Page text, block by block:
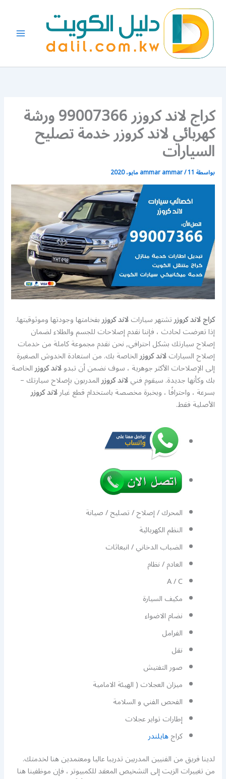
المحتوى
كراج لاند كروزر 99007366 ورشة
كهربائي لاند كروزر خدمة تصليح
السيارات
بواسطة ammar ammar/11 مايو، 2020
كراج لاند كروزرتشتهر سياراتلاند كروزربفخامتها وجودتها وموثوقيتها.
إذا تعرضت لحادث ، فإننا نقدم إصلاحات للجسم والطلاء لضمان
إصلاح سيارتك بشكل احترافي, نحن نقدم مجموعة كاملة من خدمات
إصلاح السياراتلاند كروزرالخاصة بك. من استعادة الخدوش الصغيرة
إلى الإصلاحات الأكثر جوهرية ، سوف نضمن أن تبدولاند كروزرالخاصة
بك وكأنها جديدة. سيقوم فنيلاند كروزرالمدربون بإصلاح سيارتك –
بسرعة ، واحترافًا ، وبخبرة مخصصة باستخدام قطع غيارلاند كروزر
الأصلية فقط.
المحرك / إصلاح / تصليح / صيانة
النظم الكهربائية
الضباب الدخاني / انبعاثات
العادم / نظام
A / C
مكيف السيارة
نضام الاضواء
الفرامل
نقل
صور التفتيش
ميزان العجلات ( الهيئة الامامية
الفحص الفني و السلامة
إطارات تواير عجلات
كراجهايلندر
لدينا فريق من الفنيين المدربين تدريبا عاليا ومعتمدين هنا لخدمتك.
من تغييرات الزيت إلى التشخيص المعقد للكمبيوتر ، فإن موظفينا هنا